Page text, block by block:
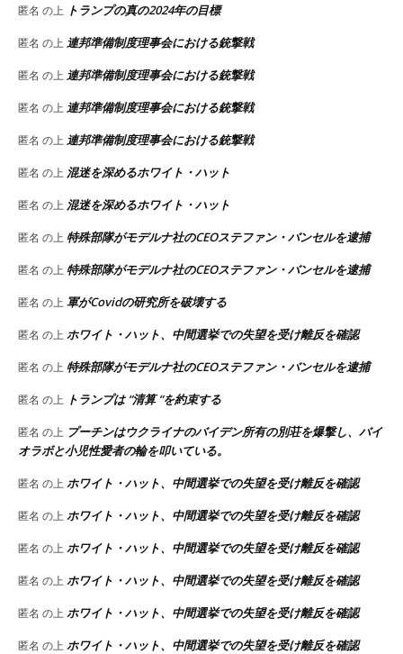
匿名 の上 トランプの真の2024年の目標
匿名 の上 連邦準備制度理事会における銃撃戦
匿名 の上 連邦準備制度理事会における銃撃戦
匿名 の上 連邦準備制度理事会における銃撃戦
匿名 の上 連邦準備制度理事会における銃撃戦
匿名 の上 混迷を深めるホワイト・ハット
匿名 の上 混迷を深めるホワイト・ハット
匿名 の上 特殊部隊がモデルナ社のCEOステファン・バンセルを逮捕
匿名 の上 特殊部隊がモデルナ社のCEOステファン・バンセルを逮捕
匿名 の上 軍がCovidの研究所を破壊する
匿名 の上 ホワイト・ハット、中間選挙での失望を受け離反を確認
匿名 の上 特殊部隊がモデルナ社のCEOステファン・バンセルを逮捕
匿名 の上 トランプは “清算 “を約束する
匿名 の上 プーチンはウクライナのバイデン所有の別荘を爆撃し、バイ
オラボと小児性愛者の輪を叩いている。
匿名 の上 ホワイト・ハット、中間選挙での失望を受け離反を確認
匿名 の上 ホワイト・ハット、中間選挙での失望を受け離反を確認
匿名 の上 ホワイト・ハット、中間選挙での失望を受け離反を確認
匿名 の上 ホワイト・ハット、中間選挙での失望を受け離反を確認
匿名 の上 ホワイト・ハット、中間選挙での失望を受け離反を確認
匿名 の上 ホワイト・ハット、中間選挙での失望を受け離反を確認